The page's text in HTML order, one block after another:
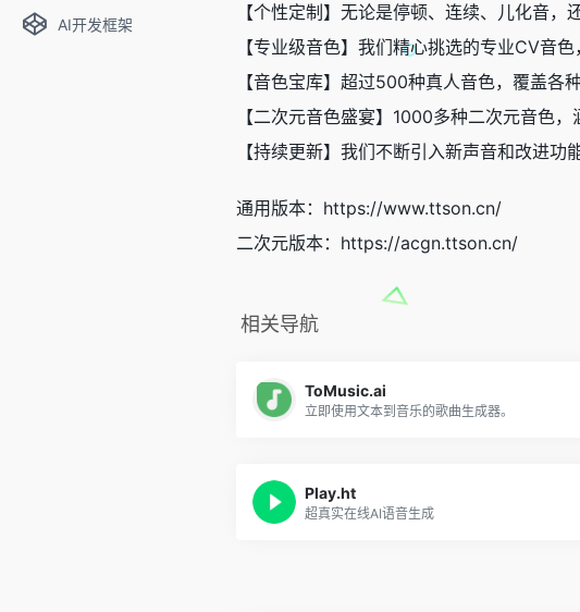
AI开发框架
【个性定制】无论是停顿、连续、儿化音
【专业级音色】我们精心挑选的专业CV音
【音色宝库】超过500种真人音色，覆盖各
【二次元音色盛宴】1000多种二次元音色
【持续更新】我们不断引入新声音和改进功
通用版本：https://www.ttson.cn/
二次元版本：https://acgn.ttson.cn/
相关导航
ToMusic.ai
立即使用文本到音乐的歌曲生成器。
Play.ht
超真实在线AI语音生成